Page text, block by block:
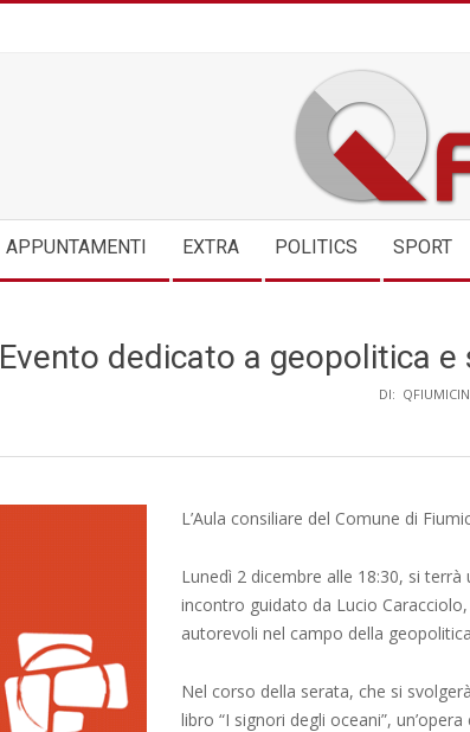
APPUNTAMENTI EXTRA POLITICS SPORT
Evento dedicato a geopolitica
DI:
L’Aula consiliare del Comune di
Lunedì 2 dicembre alle 18:30, si
incontro guidato da Lucio
autorevoli nel campo della
Nel corso della serata, che si
libro “I signori degli oceani”,